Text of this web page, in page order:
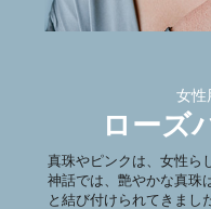
女性
ローズ
真珠やピンクは、女性ら
神話では、艶やかな真珠
と結び付けられてきまし